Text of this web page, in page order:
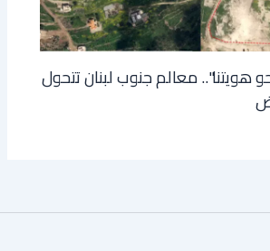
معالم جنوب لبنان تتحول